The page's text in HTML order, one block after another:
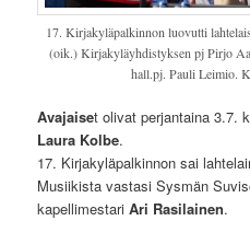
17. Kirjakyläpalkinnon luovutti
(oik.) Kirjakyläyhdistyksen pj Pirjo
hall.pj. Pauli Leimio.
Avajaiset olivat perjantaina 3.7.
Laura Kolbe.
17. Kirjakyläpalkinnon sai
Musiikista vastasi Sysmän
kapellimestariAri Rasilainen.